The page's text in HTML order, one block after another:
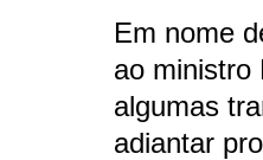
Em nome
ao ministro
algumas
adiantar